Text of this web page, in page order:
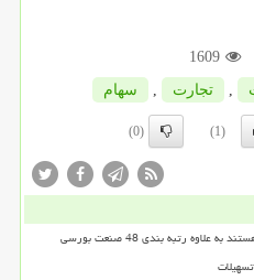
1609
, تجارت , سهام
(1)
(0)
رتبه بندی 48 صنعت بورسی